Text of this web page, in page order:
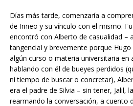
Días más tarde, comenzaría a
de Irineo y su vínculo con el mismo.
encontró con Alberto de casualidad –
tangencial y brevemente porque
algún curso o materia universitaria en
hablando con él de bueyes perdidos
ni tiempo de buscar o concretar),
era el padre de Silvia – sin tener, Jalil,
rearmando la conversación, a cuento